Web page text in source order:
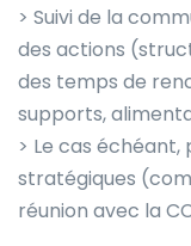
> Suivi de la
des actions
des temps de
supports,
> Le cas
stratégiques
réunion avec la